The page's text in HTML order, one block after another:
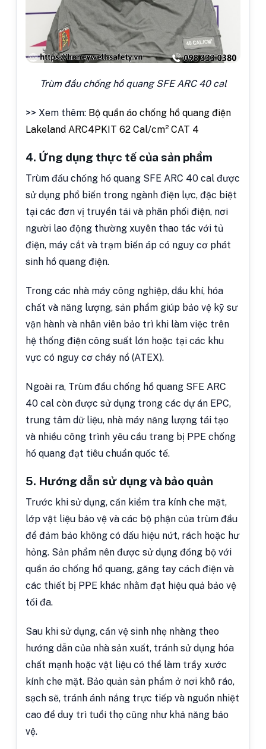
Trùm đầu chống hồ quang SFE ARC 40 cal
>> Xem thêm: Bộ quần áo chống hồ quang điện
Lakeland ARC4PKIT 62 Cal/cm² CAT 4
4. Ứng dụng thực tế của sản phẩm
Trùm đầu chống hồ quang SFE ARC 40 cal được
sử dụng phổ biến trong ngành điện lực, đặc biệt
tại các đơn vị truyền tải và phân phối điện, nơi
người lao động thường xuyên thao tác với tủ
điện, máy cắt và trạm biến áp có nguy cơ phát
sinh hồ quang điện.
Trong các nhà máy công nghiệp, dầu khí, hóa
chất và năng lượng, sản phẩm giúp bảo vệ kỹ sư
vận hành và nhân viên bảo trì khi làm việc trên
hệ thống điện công suất lớn hoặc tại các khu
vực có nguy cơ cháy nổ (ATEX).
Ngoài ra, Trùm đầu chống hồ quang SFE ARC
40 cal còn được sử dụng trong các dự án EPC,
trung tâm dữ liệu, nhà máy năng lượng tái tạo
và nhiều công trình yêu cầu trang bị PPE chống
hồ quang đạt tiêu chuẩn quốc tế.
5. Hướng dẫn sử dụng và bảo quản
Trước khi sử dụng, cần kiểm tra kính che mặt,
lớp vật liệu bảo vệ và các bộ phận của trùm đầu
để đảm bảo không có dấu hiệu nứt, rách hoặc hư
hỏng. Sản phẩm nên được sử dụng đồng bộ với
quần áo chống hồ quang, găng tay cách điện và
các thiết bị PPE khác nhằm đạt hiệu quả bảo vệ
tối đa.
Sau khi sử dụng, cần vệ sinh nhẹ nhàng theo
hướng dẫn của nhà sản xuất, tránh sử dụng hóa
chất mạnh hoặc vật liệu có thể làm trầy xước
kính che mặt. Bảo quản sản phẩm ở nơi khô ráo,
sạch sẽ, tránh ánh nắng trực tiếp và nguồn nhiệt
cao để duy trì tuổi thọ cũng như khả năng bảo
vệ.